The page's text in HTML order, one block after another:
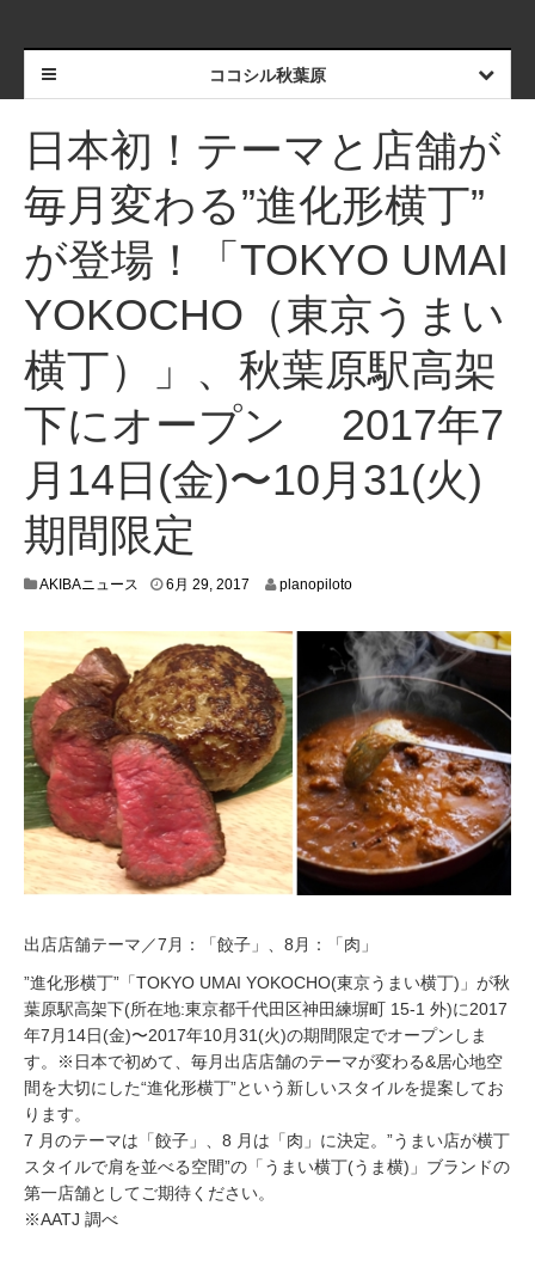
ココシル秋葉原
日本初！テーマと店舗が
毎月変わる”進化形横丁”
が登場！「TOKYO UMAI
YOKOCHO（東京うまい
横丁）」、秋葉原駅高架
下にオープン 2017年7
月14日(金)〜10月31(火)
期間限定
AKIBAニュース 6月 29, 2017
,
2
0
1
7
planopiloto
出店店舗テーマ／7月：「餃子」、8月：「肉」
”進化形横丁”「TOKYO UMAI YOKOCHO(東京うまい横丁)」が秋
葉原駅高架下(所在地:東京都千代田区神田練塀町 15-1 外)に2017
年7月14日(金)〜2017年10月31(火)の期間限定でオープンしま
す。※日本で初めて、毎月出店店舗のテーマが変わる&居心地空
間を大切にした“進化形横丁”という新しいスタイルを提案してお
ります。
7 月のテーマは「餃子」、8 月は「肉」に決定。”うまい店が横丁
スタイルで肩を並べる空間”の「うまい横丁(うま横)」ブランドの
第一店舗としてご期待ください。
※AATJ 調べ